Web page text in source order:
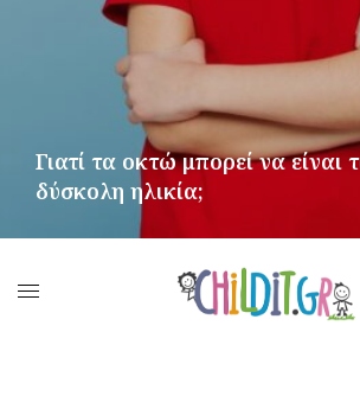
Γιατί τα οκτώ μπορεί να είναι
δύσκολη ηλικία;